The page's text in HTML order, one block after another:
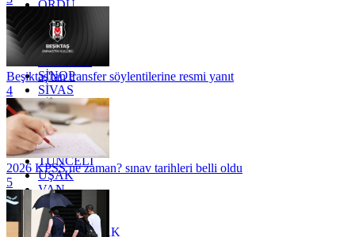
ORDU
OSMANİYE
RİZE
SAKARYA
SİNOP
SİVAS
SİİRT
TEKİRDAĞ
TOKAT
TRABZON
TUNCELİ
UŞAK
VAN
YALOVA
YOZGAT
ZONGULDAK
Beşiktaş'tan transfer söylentilerine resmi yanıt
4
2026 KPSS ne zaman? sınav tarihleri belli oldu
5